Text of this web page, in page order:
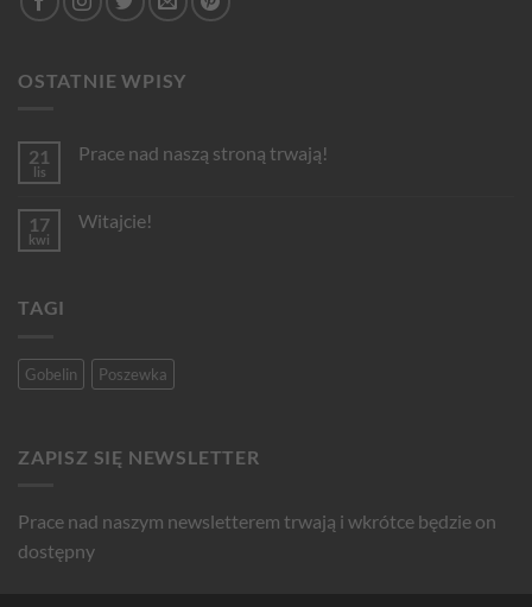
OSTATNIE WPISY
21
lis
Prace nad naszą stroną trwają!
Prace
17
kwi
Witajcie!
TAGI
Gobelin Poszewka
ZAPISZ SIĘ NEWSLETTER
Prace nad naszym newsletterem trwają i wkrótce będzie on
dostępny